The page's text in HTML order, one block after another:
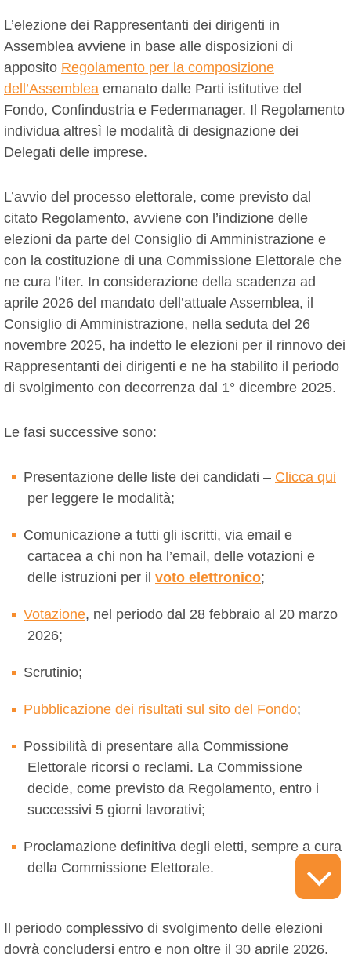
L’elezione dei Rappresentanti dei dirigenti in
Assemblea avviene in base alle disposizioni di
apposito Regolamento per la composizione
dell’Assemblea emanato dalle Parti istitutive del
Fondo, Confindustria e Federmanager. Il Regolamento
individua altresì le modalità di designazione dei
Delegati delle imprese.
L’avvio del processo elettorale, come previsto dal
citato Regolamento, avviene con l’indizione delle
elezioni da parte del Consiglio di Amministrazione e
con la costituzione di una Commissione Elettorale che
ne cura l’iter. In considerazione della scadenza ad
aprile 2026 del mandato dell’attuale Assemblea, il
Consiglio di Amministrazione, nella seduta del 26
novembre 2025, ha indetto le elezioni per il rinnovo dei
Rappresentanti dei dirigenti e ne ha stabilito il periodo
di svolgimento con decorrenza dal 1° dicembre 2025.
Le fasi successive sono:
Presentazione delle liste dei candidati – Clicca qui
per leggere le modalità;
Comunicazione a tutti gli iscritti, via email e
cartacea a chi non ha l’email, delle votazioni e
delle istruzioni per il voto elettronico;
Votazione, nel periodo dal 28 febbraio al 20 marzo
2026;
Scrutinio;
Pubblicazione dei risultati sul sito del Fondo;
Possibilità di presentare alla Commissione
Elettorale ricorsi o reclami. La Commissione
decide, come previsto da Regolamento, entro i
successivi 5 giorni lavorativi;
Proclamazione definitiva degli eletti, sempre a cura
della Commissione Elettorale.
Il periodo complessivo di svolgimento delle elezioni
dovrà concludersi entro e non oltre il 30 aprile 2026.